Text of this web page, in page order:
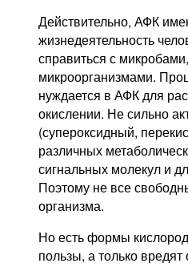
Действительно, АФК
жизнедеятельность
справиться с
микроорганизмами.
нуждается в АФК для
окислении. Не сильно
(супероксидный,
различных
сигнальных молекул и
Поэтому не все
организма.
Но есть формы
пользы, а только вредят